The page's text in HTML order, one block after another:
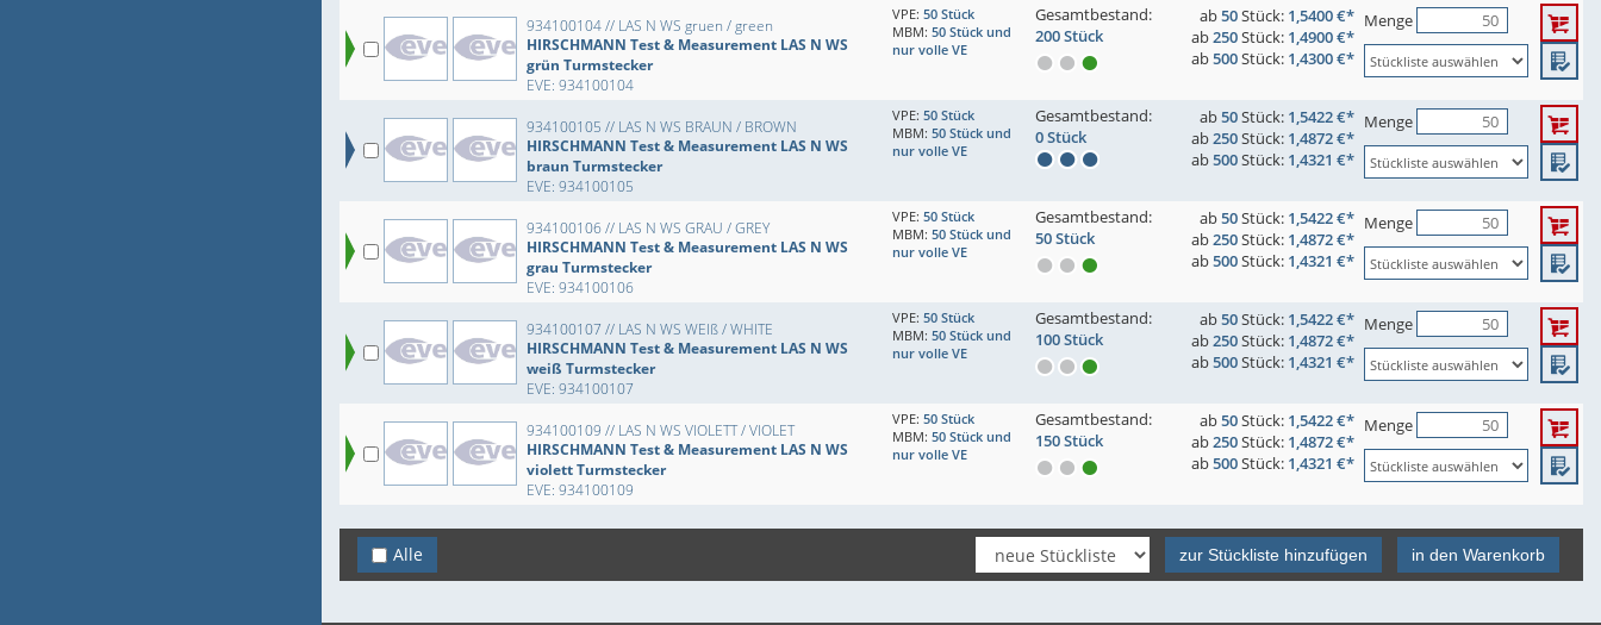
934100104 // LAS N WS gruen / green
HIRSCHMANN Test & Measurement LAS N WS
grün Turmstecker
EVE: 934100104
VPE: 50 Stück
MBM: 50 Stück und
nur volle VE
Gesamtbestand:
200 Stück
ab50Stück: 1,5400 €*
ab250Stück: 1,4900 €*
ab500Stück: 1,4300 €*
Menge
934100105 // LAS N WS BRAUN / BROWN
HIRSCHMANN Test & Measurement LAS N WS
braun Turmstecker
EVE: 934100105
VPE: 50 Stück
MBM: 50 Stück und
nur volle VE
Gesamtbestand:
0 Stück
ab50Stück: 1,5422 €*
ab250Stück: 1,4872 €*
ab500Stück: 1,4321 €*
Menge
934100106 // LAS N WS GRAU / GREY
HIRSCHMANN Test & Measurement LAS N WS
grau Turmstecker
EVE: 934100106
VPE: 50 Stück
MBM: 50 Stück und
nur volle VE
Gesamtbestand:
50 Stück
ab50Stück: 1,5422 €*
ab250Stück: 1,4872 €*
ab500Stück: 1,4321 €*
Menge
934100107 // LAS N WS WEIß / WHITE
HIRSCHMANN Test & Measurement LAS N WS
weiß Turmstecker
EVE: 934100107
VPE: 50 Stück
MBM: 50 Stück und
nur volle VE
Gesamtbestand:
100 Stück
ab50Stück: 1,5422 €*
ab250Stück: 1,4872 €*
ab500Stück: 1,4321 €*
Menge
934100109 // LAS N WS VIOLETT / VIOLET
HIRSCHMANN Test & Measurement LAS N WS
violett Turmstecker
EVE: 934100109
VPE: 50 Stück
MBM: 50 Stück und
nur volle VE
Gesamtbestand:
150 Stück
ab50Stück: 1,5422 €*
ab250Stück: 1,4872 €*
ab500Stück: 1,4321 €*
Menge
Alle zur Stückliste hinzufügen in den Warenkorb